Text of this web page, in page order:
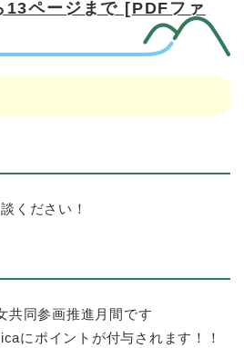
13ページまで [PDFファ
ください！
共同参画推進月間です
にポイントが付与されます！！